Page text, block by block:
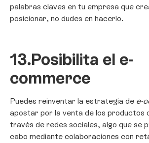
palabras claves en tu empresa que
posicionar, no dudes en hacerlo.
13.Posibilita el e-
commerce
Puedes reinventar la estrategia de e-
apostar por la venta de los productos
través de redes sociales, algo que se
cabo mediante colaboraciones con